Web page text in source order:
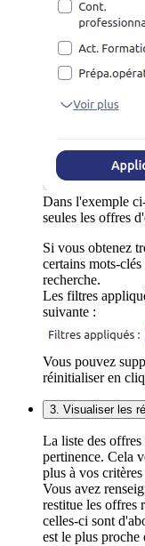
Dans l'exemple
seules les offres
Si vous obtenez
certains mots-
recherche.
Les filtres
suivante :
Vous pouvez
réinitialiser en
3. Visualiser les
La liste des offres
pertinence. Cela
plus à vos critères
Vous avez
restitue les offres
celles-ci sont
est le plus proche